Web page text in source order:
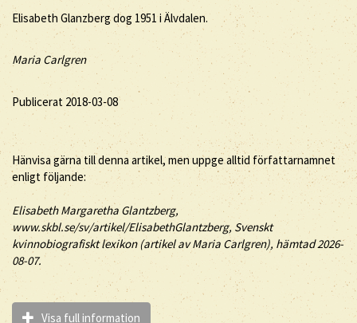
Elisabeth Glanzberg dog 1951 i Älvdalen.
Maria Carlgren
Publicerat 2018-03-08
Hänvisa gärna till denna artikel, men uppge alltid författarnamnet
enligt följande:
ElisabethMargarethaGlantzberg,
www.skbl.se/sv/artikel/ElisabethGlantzberg, Svenskt
kvinnobiografiskt lexikon (artikel avMaria Carlgren), hämtad 2026-
08-07.
Visa full information